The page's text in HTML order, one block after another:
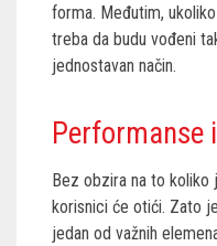
forma. Međutim,
treba da budu vođeni
jednostavan način.
Performanse
Bez obzira na to koliko
korisnici će otići. Zato
jedan od važnih